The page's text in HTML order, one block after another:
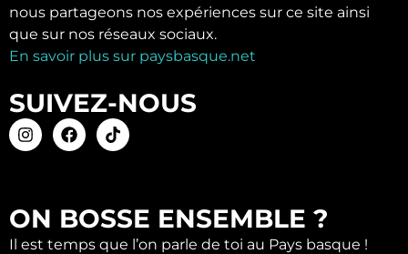
nous partageons nos expériences sur ce site ainsi
que sur nos réseaux sociaux.
En savoir plus sur paysbasque.net
SUIVEZ-NOUS
ON BOSSE ENSEMBLE ?
Il est temps que l’on parle de toi au Pays basque !